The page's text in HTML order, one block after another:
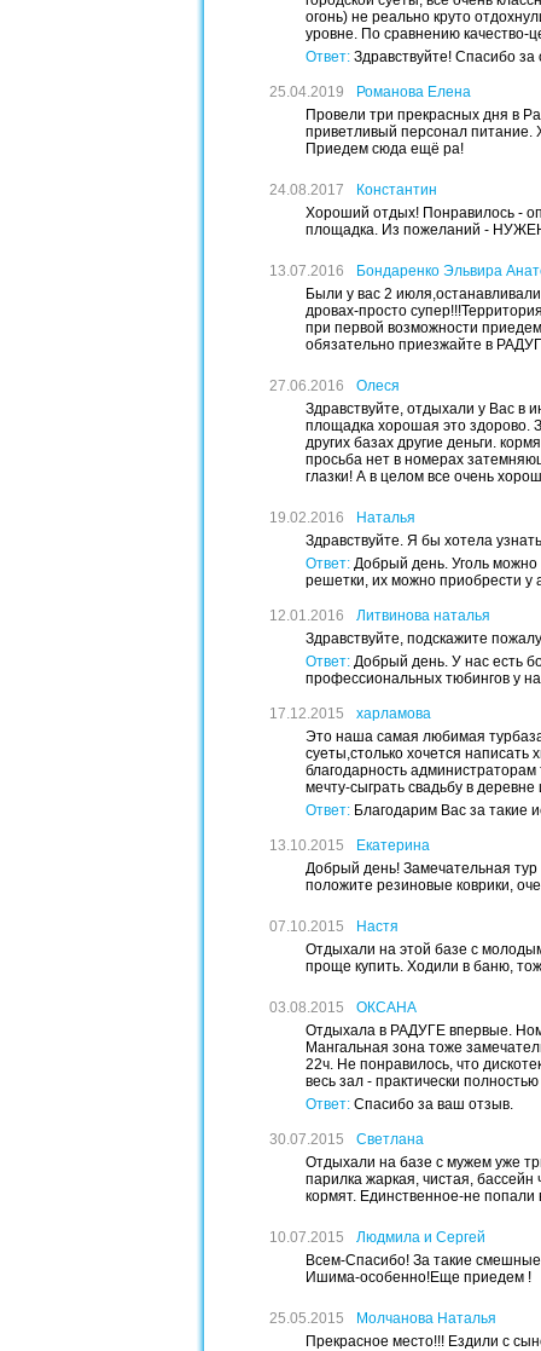
огонь) не реально круто
уровне. По сравнению качество-
Ответ: Здравствуйте! Спасибо
25.04.2019
Романова Елена
Провели три прекрасных дня в
приветливый персонал
Приедем сюда ещё ра!
24.08.2017
Константин
Хороший отдых! Понравилось -
площадка. Из пожеланий -
13.07.2016
Бондаренко Эльвира
Были у вас 2
дровах-просто
при первой возможности
обязательно приезжайте в
27.06.2016
Олеся
Здравствуйте, отдыхали у Вас в
площадка хорошая это здорово.
других базах другие деньги.
просьба нет в номерах
глазки! А в целом все очень
19.02.2016
Наталья
Здравствуйте. Я бы хотела
Ответ: Добрый день. Уголь можно
решетки, их можно приобрести у
12.01.2016
Литвинова наталья
Здравствуйте, подскажите
Ответ: Добрый день. У нас есть
профессиональных тюбингов у
17.12.2015
харламова
Это наша самая любимая
суеты,столько хочется
благодарность
мечту-сыграть свадьбу в
Ответ: Благодарим Вас за такие
13.10.2015
Екатерина
Добрый день! Замечательная тур
положите резиновые коврики,
07.10.2015
Настя
Отдыхали на этой базе с
проще купить. Ходили в баню,
03.08.2015
ОКСАНА
Отдыхала в РАДУГЕ впервые.
Мангальная зона тоже
22ч. Не понравилось, что
весь зал - практически
Ответ: Спасибо за ваш отзыв.
30.07.2015
Светлана
Отдыхали на базе с мужем уже
парилка жаркая, чистая,
кормят. Единственное-не
10.07.2015
Людмила и Сергей
Всем-Спасибо! За такие
Ишима-особенно!Еще приедем !
25.05.2015
Молчанова Наталья
Прекрасное место!!! Ездили с